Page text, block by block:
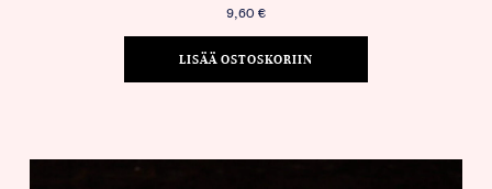
9,60 €
LISÄÄ OSTOSKORIIN